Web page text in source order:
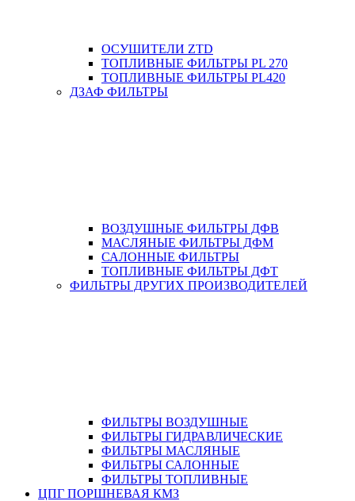
ОСУШИТЕЛИ ZTD
ТОПЛИВНЫЕ ФИЛЬТРЫ PL 270
ТОПЛИВНЫЕ ФИЛЬТРЫ PL420
ДЗАФ ФИЛЬТРЫ
ВОЗДУШНЫЕ ФИЛЬТРЫ ДФВ
МАСЛЯНЫЕ ФИЛЬТРЫ ДФМ
САЛОННЫЕ ФИЛЬТРЫ
ТОПЛИВНЫЕ ФИЛЬТРЫ ДФТ
ФИЛЬТРЫ ДРУГИХ ПРОИЗВОДИТЕЛЕЙ
ФИЛЬТРЫ ВОЗДУШНЫЕ
ФИЛЬТРЫ ГИДРАВЛИЧЕСКИЕ
ФИЛЬТРЫ МАСЛЯНЫЕ
ФИЛЬТРЫ САЛОННЫЕ
ФИЛЬТРЫ ТОПЛИВНЫЕ
ЦПГ ПОРШНЕВАЯ КМЗ